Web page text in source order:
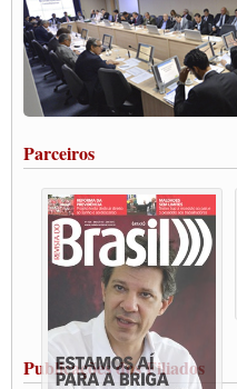
Carta às Brasileiras e aos Brasileiros
Paulinho, presidente da CNTTL, faz
Caminhoneiros aprovam greve a partir
Rodoviários de Feira Santana fazem
salarial
Vacina Já: Lockdown de 24 horas dos
Condutores de Guarulhos farão greve
Paralisação dos Caminhoneiros na
Rio Grande
Caminhoneiros bloqueiam duas faixas
Modal-Live #13 Aumento da Violência
Trabalhadora em Tempos de Pandemia
MODAL-LIVE#12 POLÍTICAS
CLASSE TRABALHADORA E
Parceiros
Publicações dos Filiados